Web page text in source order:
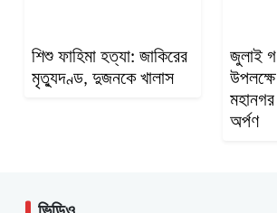
শিশু ফাহিমা হত্যা: জাকিরের
মৃত্যুদণ্ড, দুজনকে খালাস
জুলাই
উপলক্ষে
মহানগর
অর্পণ